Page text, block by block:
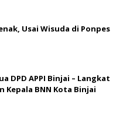
Usai Wisuda di Ponpes
DPD APPI Binjai – Langkat
Kepala BNN Kota Binjai